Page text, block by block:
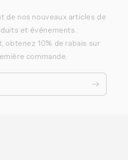
de nos nouveaux articles de
et événements.
obtenez 10% de rabais sur
commande.